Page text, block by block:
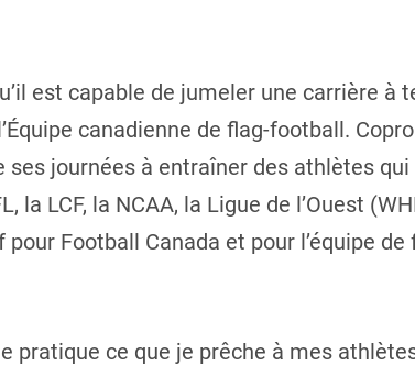
est capable de jumeler une carrière à
canadienne de flag-football.
ses journées à entraîner des athlètes qui
LCF, la NCAA, la Ligue de l’Ouest
Football Canada et pour l’équipe de
pratique ce que je prêche à mes